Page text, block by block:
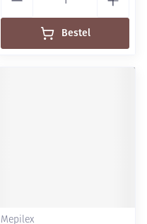
Bestel
Mepilex